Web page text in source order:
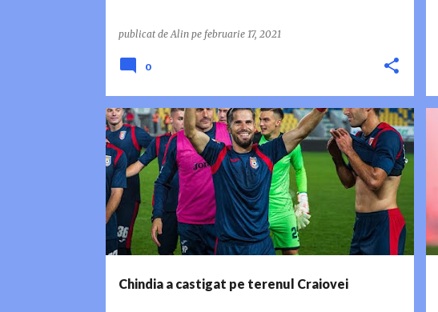
publicat deAlin pe februarie 17, 2021
0
Chindia a castigat pe terenul Craiovei
CHINDIA